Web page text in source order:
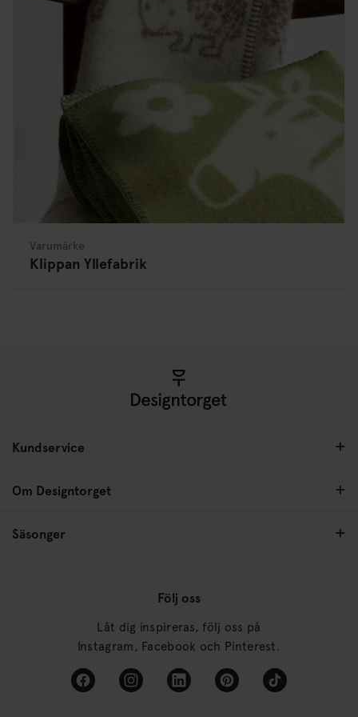
Varumärke
Klippan Yllefabrik
Kundservice
Om Designtorget
Säsonger
Följ oss
Låt dig inspireras, följ oss på
Instagram, Facebook och Pinterest.